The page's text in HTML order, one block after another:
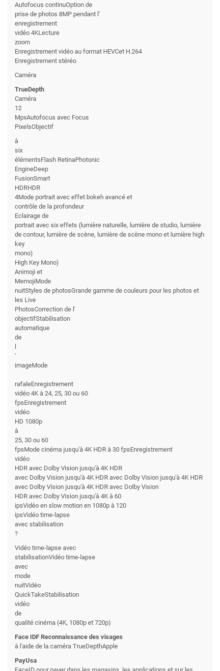
Autofocus continuOption de
prise de photos 8MP pendant l'
enregistrement
vidéo 4KLecture
zoom
Enregistrement vidéo au format HEVCet H.264
Enregistrement stéréo
Caméra
TrueDepth
Caméra
12
MpxAutofocus avec Focus
PixelsObjectif
à
six
élémentsFlash RetinaPhotonic
EngineDeep
FusionSmart
HDRHDR
4Mode portrait avec effet bokeh avancé et
contrôle de la profondeur
Eclairage de
portrait avec six effets (lumière naturelle, lumière de studio, lumière
de contour, lumière de scène, lumière de scène mono et lumière high
key
mono)
High Key Mono)
Animoji et
MemojiMode
nuitStyles de photosGrande gamme de couleurs pour les photos et
les Live
PhotosCorrection de l'
objectifStabilisation
automatique
de
'
imageMode
rafaleEnregistrement
vidéo 4K à 24, 25, 30 ou 60
fpsEnregistrement
vidéo
HD 1080p
à
25, 30 ou 60
fpsMode cinéma jusqu'à 4K HDR à 30 fpsEnregistrement
vidéo
HDR avec Dolby Vision jusqu'à 4K HDR
avec Dolby Vision jusqu'à 4K HDR avec Dolby Vision jusqu'à 4K HDR
avec Dolby Vision jusqu'à 4K HDR avec Dolby Vision
HDR avec Dolby Vision jusqu'à 4K à 60
ipsVidéo en slow motion en 1080p à 120
ipsVidéo time-lapse
avec stabilisation
?
Vidéo time-lapse avec
stabilisationVidéo time-lapse
avec
mode
nuitVidéo
QuickTakeStabilisation
vidéo
de
qualité cinéma (4K, 1080p et 720p)
Face IDF Reconnaissance des visages
à l'aide de la caméra TrueDepthApple
PayUsa